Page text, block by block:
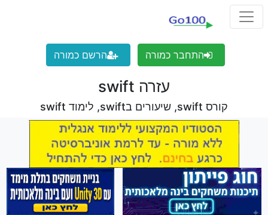
התחבר כמורה הרשם כמורה
עזרה swift
קורס swift, שיעורים בswift, לימוד swift